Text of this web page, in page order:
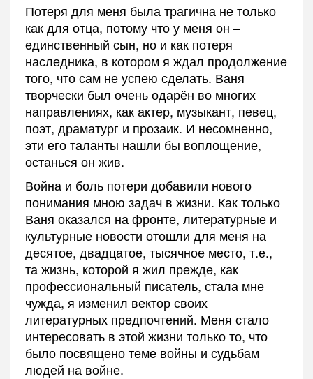
Потеря для меня была трагична не только
как для отца, потому что у меня он –
единственный сын, но и как потеря
наследника, в котором я ждал продолжение
того, что сам не успею сделать. Ваня
творчески был очень одарён во многих
направлениях, как актер, музыкант, певец,
поэт, драматург и прозаик. И несомненно,
эти его таланты нашли бы воплощение,
останься он жив.
Война и боль потери добавили нового
понимания мною задач в жизни. Как только
Ваня оказался на фронте, литературные и
культурные новости отошли для меня на
десятое, двадцатое, тысячное место, т.е.,
та жизнь, которой я жил прежде, как
профессиональный писатель, стала мне
чужда, я изменил вектор своих
литературных предпочтений. Меня стало
интересовать в этой жизни только то, что
было посвящено теме войны и судьбам
людей на войне.